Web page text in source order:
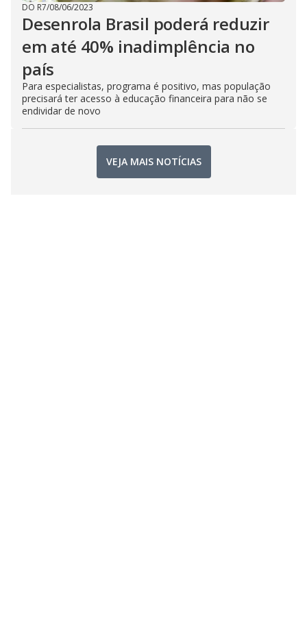
DO R7/08/06/2023
Desenrola Brasil poderá reduzir
em até 40% inadimplência no
país
Para especialistas, programa é positivo, mas população
precisará ter acesso à educação financeira para não se
endividar de novo
VEJA MAIS NOTÍCIAS